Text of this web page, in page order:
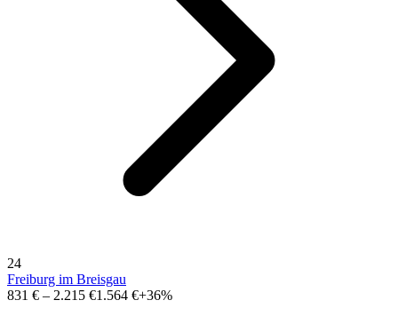
24
Freiburg im Breisgau
831 € – 2.215 €1.564 €+36%